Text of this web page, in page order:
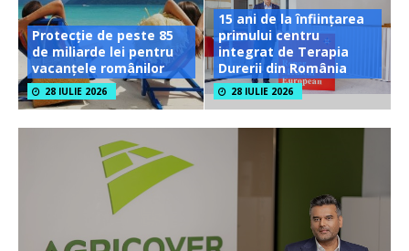
Protecție de peste 85
de miliarde lei pentru
vacanțele românilor
28 IULIE 2026
15 ani de la înființarea
primului centru
integrat de Terapia
Durerii din România
28 IULIE 2026